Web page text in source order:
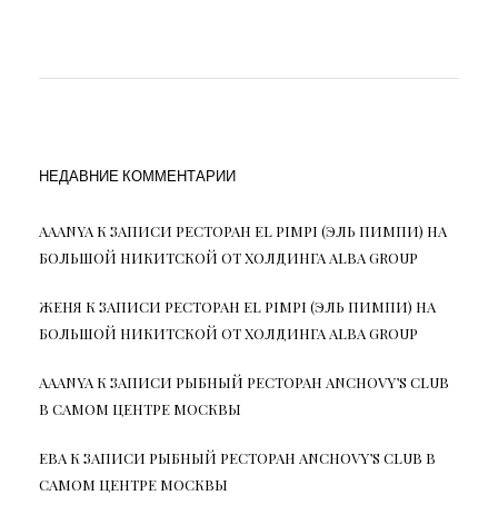
НЕДАВНИЕ КОММЕНТАРИИ
AAANYAК ЗАПИСИ РЕСТОРАН EL PIMPI (ЭЛЬ ПИМПИ) НА
БОЛЬШОЙ НИКИТСКОЙ ОТ ХОЛДИНГА ALBA GROUP
ЖЕНЯ К ЗАПИСИ РЕСТОРАН EL PIMPI (ЭЛЬ ПИМПИ) НА
БОЛЬШОЙ НИКИТСКОЙ ОТ ХОЛДИНГА ALBA GROUP
AAANYAК ЗАПИСИ РЫБНЫЙ РЕСТОРАН ANCHOVY’S CLUB
В САМОМ ЦЕНТРЕ МОСКВЫ
ЕВАК ЗАПИСИ РЫБНЫЙ РЕСТОРАН ANCHOVY’S CLUB В
САМОМ ЦЕНТРЕ МОСКВЫ